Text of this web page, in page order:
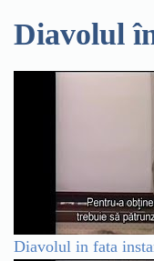
Diavolul
Diavolul in fata